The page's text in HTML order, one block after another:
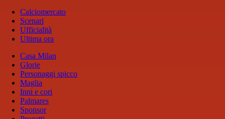
Calciomercato
Scenari
Ufficialità
Ultima ora
Casa Milan
Glorie
Personaggi spicco
Maglia
Inni e cori
Palmares
Sponsor